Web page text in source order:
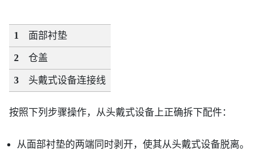
1 面部衬垫
2 仓盖
3 头戴式设备连接线
按照下列步骤操作，从头戴式设备上正确拆下配件：
从面部衬垫的两端同时剥开，使其从头戴式设备脱离。